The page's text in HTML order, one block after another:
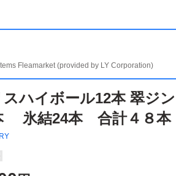
Fleamarket (provided by LY Corporation)
スハイボール12本 翠ジ
氷結24本 合計４８本